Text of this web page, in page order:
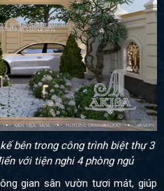
bên trong công trình biệt thự 3
với tiện nghi 4 phòng ngủ
gian sân vườn tươi mát, giúp